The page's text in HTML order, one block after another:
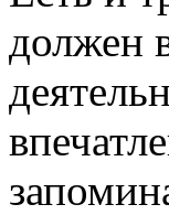
должен